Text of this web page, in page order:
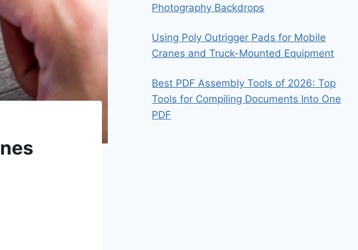
Photography Backdrops
Using Poly Outrigger Pads for Mobile
Cranes and Truck-Mounted Equipment
Best PDF Assembly Tools of 2026: Top
Tools for Compiling Documents Into One
PDF